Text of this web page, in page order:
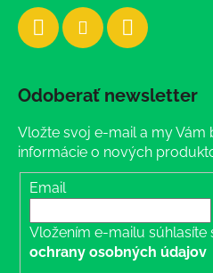
Odoberať newsletter
Vložte svoj e-mail a my Vám
informácie o nových
Email
Vložením e-mailu súhlasíte
ochrany osobných údajov